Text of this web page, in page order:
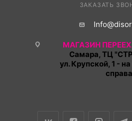
ЗАКАЗАТЬ
МАГАЗИН
Самара, ТЦ
ул. Крупской, 1 -
справа